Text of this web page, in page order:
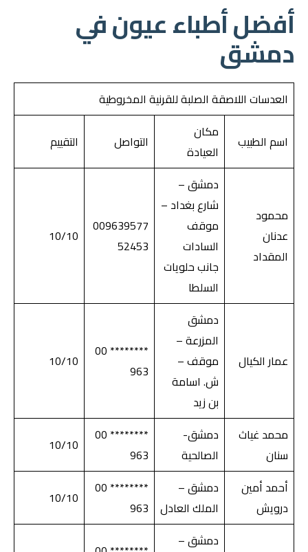
أفضل أطباء عيون في
دمشق
العدسات اللاصقة الصلبة للقرنية المخروطية
اسم الطبيب
مكان
العيادة
التواصل التقييم
محمود
عدنان
المقداد
دمشق –
شارع بغداد –
موقف
السادات
جانب حلويات
السلطا
009639577
52453
10/10
عمار الكيال
دمشق
المزرعة –
موقف –
ش. اسامة
بن زيد
******** 00
963
10/10
محمد غياث
سنان
دمشق-
الصالحية
******** 00
963
10/10
أحمد أمين
درويش
دمشق –
الملك العادل
******** 00
963
10/10
دمشق –